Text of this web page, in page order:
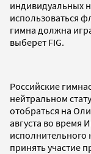
индивидуальных
использоваться
гимна должна
выберет FIG.
Российские
нейтральном
отобраться на
августа во время
исполнительного
принять участие